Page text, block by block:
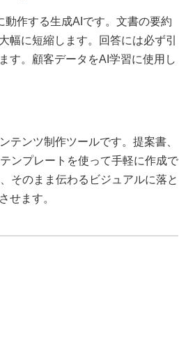
作する生成AIです。文書の要約
幅に短縮します。回答には必ず引
す。顧客データをAI学習に使用し
テンツ制作ツールです。提案書、
ンプレートを使って手軽に作成で
そのまま伝わるビジュアルに落と
せます。